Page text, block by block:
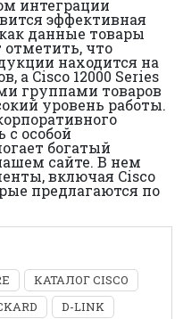
интеграции
эффективная
данные товары
что
находится на
а Cisco 12000 Series
группами товаров
уровень работы.
с особой
богатый
сайте. В нем
включая Cisco
предлагаются по
КАТАЛОГ CISCO
D-LINK